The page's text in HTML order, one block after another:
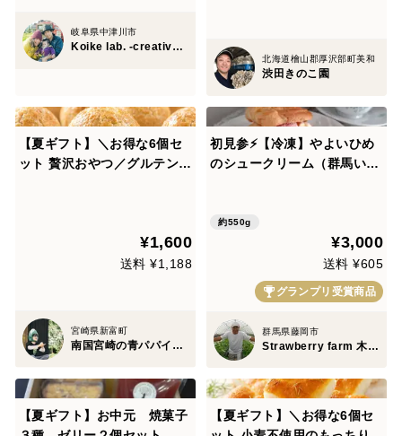
岐阜県中津川市
Koike lab. -creative office-
北海道檜山郡厚沢部町美和
渋田きのこ園
【夏ギフト】＼お得な6個セ
ット 贅沢おやつ／グルテンフ
¥1,600
送料 ¥1,188
宮崎県新富町
南国宮崎の青パパイヤ専門店 パパイア王子
初見参⚡【冷凍】やよいひめ
のシュークリーム（群馬いち
約550g
¥3,000
送料 ¥605
グランプリ受賞商品
群馬県藤岡市
Strawberry farm 木村農園
【夏ギフト】お中元 焼菓子
【夏ギフト】＼お得な6個セ